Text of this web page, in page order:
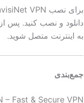
دانلود و نصب کنید. پس
به اینترنت متصل شوید.
جمع‌بندی